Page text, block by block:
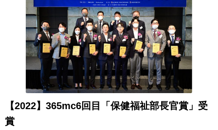
【2022】365mc6回目「保健福祉部長官賞」受
賞